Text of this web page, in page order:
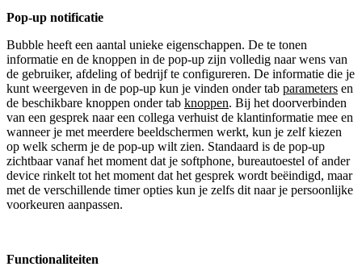
Pop-up notificatie
Bubble heeft een aantal unieke eigenschappen. De te tonen
informatie en de knoppen in de pop-up zijn volledig naar wens van
de gebruiker, afdeling of bedrijf te configureren. De informatie die je
kunt weergeven in de pop-up kun je vinden onder tab parameters en
de beschikbare knoppen onder tab knoppen. Bij het doorverbinden
van een gesprek naar een collega verhuist de klantinformatie mee en
wanneer je met meerdere beeldschermen werkt, kun je zelf kiezen
op welk scherm je de pop-up wilt zien. Standaard is de pop-up
zichtbaar vanaf het moment dat je softphone, bureautoestel of ander
device rinkelt tot het moment dat het gesprek wordt beëindigd, maar
met de verschillende timer opties kun je zelfs dit naar je persoonlijke
voorkeuren aanpassen.
Functionaliteiten